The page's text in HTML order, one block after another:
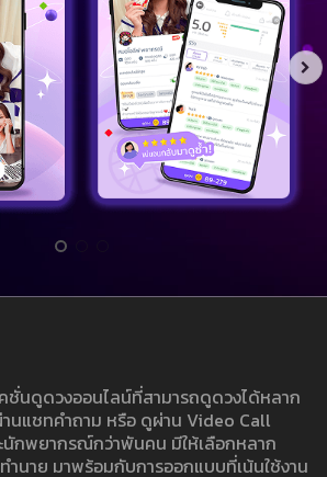
นดูดวงออนไลน์ที่สามารถดูดวงได้หลาก
นแชทคำถาม หรือ ดูผ่าน Video Call
กพยากรณ์กว่าพันคน มีให้เลือกหลาก
ำนาย มาพร้อมกับการออกแบบที่เน้นใช้งาน